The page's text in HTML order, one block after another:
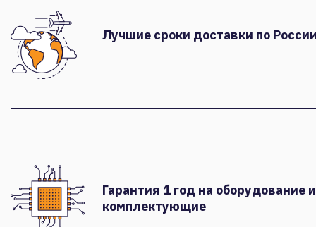
Лучшие сроки доставки по
Гарантия 1 год на оборудование и
комплектующие